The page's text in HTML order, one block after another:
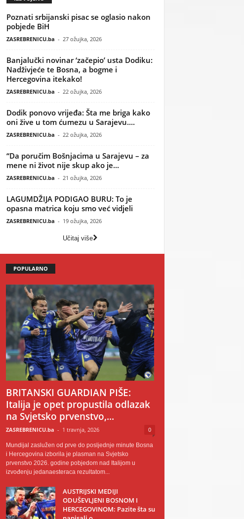
Poznati srbijanski pisac se oglasio nakon
pobjede BiH
ZASREBRENICU.ba - 27 ožujka, 2026
Banjalučki novinar ‘začepio’ usta Dodiku:
Nadživjeće te Bosna, a bogme i
Hercegovina itekako!
ZASREBRENICU.ba - 22 ožujka, 2026
Dodik ponovo vrijeđa: Šta me briga kako
oni žive u tom ćumezu u Sarajevu....
ZASREBRENICU.ba - 22 ožujka, 2026
“Da poručim Bošnjacima u Sarajevu – za
mene ni život nije skup ako je...
ZASREBRENICU.ba - 21 ožujka, 2026
LAGUMDŽIJA PODIGAO BURU: To je
opasna matrica koju smo već vidjeli
ZASREBRENICU.ba - 19 ožujka, 2026
Učitaj više
POPULARNO
BRITANSKI GUARDIAN PIŠE:
Italija je opet propustila odlazak
na Svjetsko prvenstvo,...
ZASREBRENICU.ba - 1 travnja, 2026 0
Mundijal zaslužen od prve do posljednje minute Bosna
i Hercegovina izborila je plasman na Svjetsko
prvenstvo 2026. godine pobjedom nad Italijom u
izvođenju jedanaesteraca rezultatom...
AUSTRIJSKI MEDIJI
ODUŠEVLJENI BOSNOM I
HERCEGOVINOM: Pazite šta su